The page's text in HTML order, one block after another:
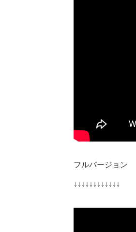
フルバージョン
↓↓↓↓↓↓↓↓↓↓↓↓​